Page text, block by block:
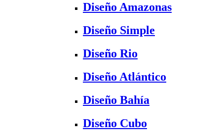
Diseño Amazonas
Diseño Simple
Diseño Rio
Diseño Atlántico
Diseño Bahía
Diseño Cubo